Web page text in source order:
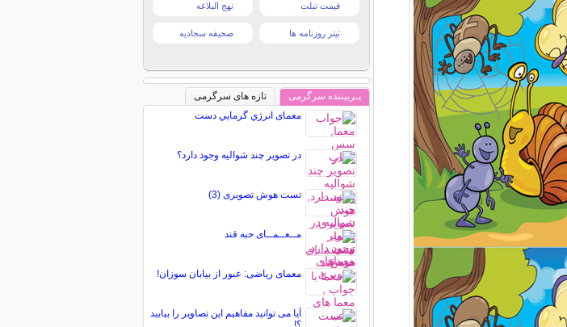
قیمت تبلت نهج البلاغه
تیتر روزنامه ها صحیفه سجادیه
پـربیننده سرگرمی
تازه های سرگرمی
معمای انرژي گرمایي دست
در تصویر چند شوالیه وجود دارد؟
تست هوش تصویری (3)
مــعــمــای حبه قند
معمای ریاضی: عبور از بیابان سوزان!
آیا می توانید مفاهیم این تصاویر را بیابید
؟!